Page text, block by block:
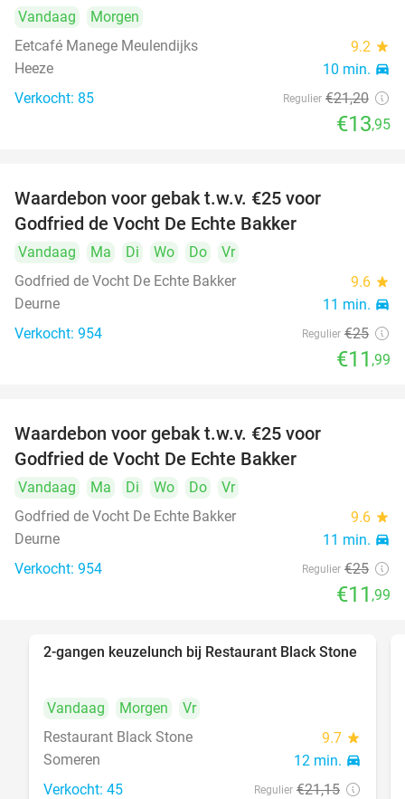
Vandaag
Morgen
Eetcafé Manege Meulendijks
9.2 star
Heeze 10 min. directions_car
Verkocht: 85 Regulier €21,20
€13,95
Waardebon voor gebak t.w.v. €25 voor
Godfried de Vocht De Echte Bakker
Vandaag Ma Di Wo Do
Vr
Godfried de Vocht De Echte Bakker
9.6 star
Deurne 11 min. directions_car
Verkocht: 954 Regulier €25
€11 ,99
Waardebon voor gebak t.w.v. €25 voor
Godfried de Vocht De Echte Bakker
Vandaag Ma Di Wo Do
Vr
Godfried de Vocht De Echte Bakker
9.6 star
Deurne 11 min. directions_car
Verkocht: 954 Regulier €25
€11 ,99
36%
2-gangen keuzelunch bij Restaurant Black Stone
Vandaag Morgen
Vr
Restaurant Black Stone
9.7 star
Someren 12 min. directions_car
Verkocht: 45 Regulier €21,15